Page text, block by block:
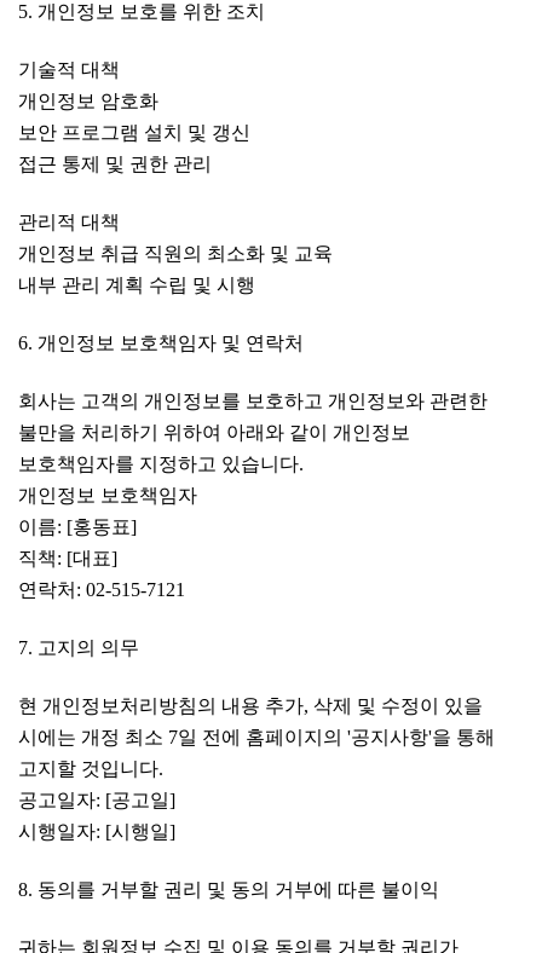
5. 개인정보 보호를 위한 조치
기술적 대책
개인정보 암호화
보안 프로그램 설치 및 갱신
접근 통제 및 권한 관리
관리적 대책
개인정보 취급 직원의 최소화 및 교육
내부 관리 계획 수립 및 시행
6. 개인정보 보호책임자 및 연락처
회사는 고객의 개인정보를 보호하고 개인정보와 관련한
불만을 처리하기 위하여 아래와 같이 개인정보
보호책임자를 지정하고 있습니다.
개인정보 보호책임자
이름: [홍동표]
직책: [대표]
연락처: 02-515-7121
7. 고지의 의무
현 개인정보처리방침의 내용 추가, 삭제 및 수정이 있을
시에는 개정 최소 7일 전에 홈페이지의 '공지사항'을 통해
고지할 것입니다.
공고일자: [공고일]
시행일자: [시행일]
8. 동의를 거부할 권리 및 동의 거부에 따른 불이익
귀하는 회원정보 수집 및 이용 동의를 거부할 권리가